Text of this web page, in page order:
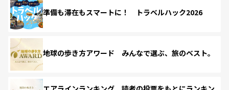
準備も滞在もスマートに！ トラベルハック2026
地球の歩き方アワード みんなで選ぶ、旅のベスト。